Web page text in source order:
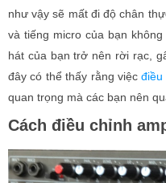
như vậy sẽ mất đi độ chân
và tiếng micro của bạn
hát của bạn trở nên rời rạc,
đây có thể thấy rằng việcđiều
quan trọng mà các bạn nên
Cách điều chỉnh